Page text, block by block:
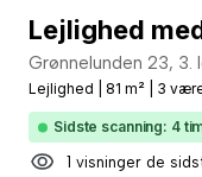
Grønnelunden 23, 3.
Lejlighed 81 m² 3
Sidste scanning: 4
1 visninger de